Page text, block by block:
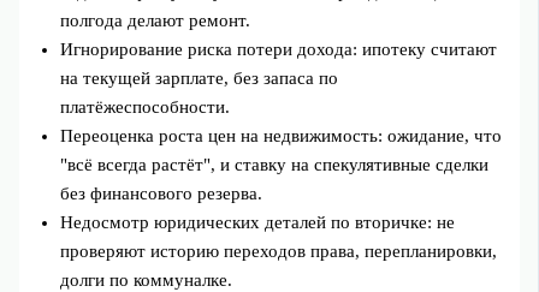
полгода делают ремонт.
Игнорирование риска потери дохода: ипотеку считают
на текущей зарплате, без запаса по
платёжеспособности.
Переоценка роста цен на недвижимость: ожидание, что
"всё всегда растёт", и ставку на спекулятивные сделки
без финансового резерва.
Недосмотр юридических деталей по вторичке: не
проверяют историю переходов права, перепланировки,
долги по коммуналке.